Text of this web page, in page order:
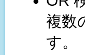
複数
す。